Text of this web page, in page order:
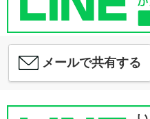
メールで共有する